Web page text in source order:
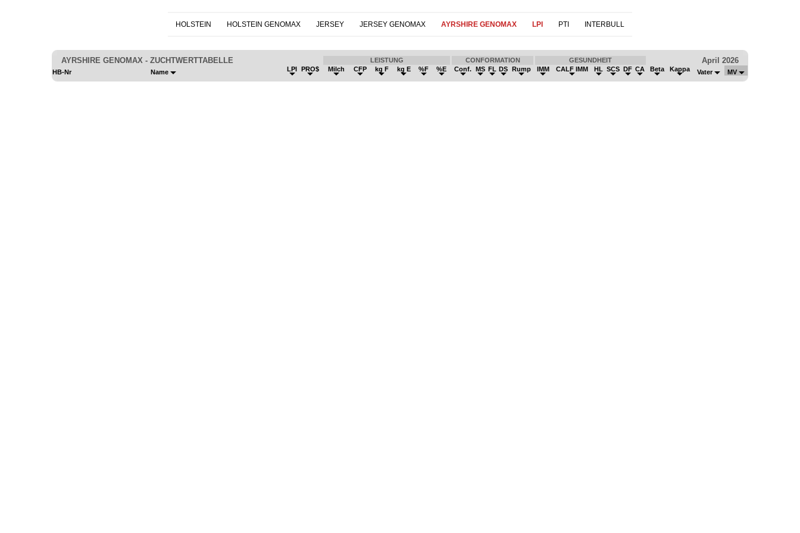
HOLSTEIN HOLSTEIN GENOMAX JERSEY JERSEY GENOMAX AYRSHIRE GENOMAX LPI PTI INTERBULL
AYRSHIRE GENOMAX - ZUCHTWERTTABELLE LEISTUNG CONFORMATION GESUNDHEIT April 2026
HB-Nr Name LPI PRO$ Milch CFP kg F kg E %F %E Conf. MS FL DS Rump IMM CALF IMM HL SCS DF CA Beta Kappa Vater MV